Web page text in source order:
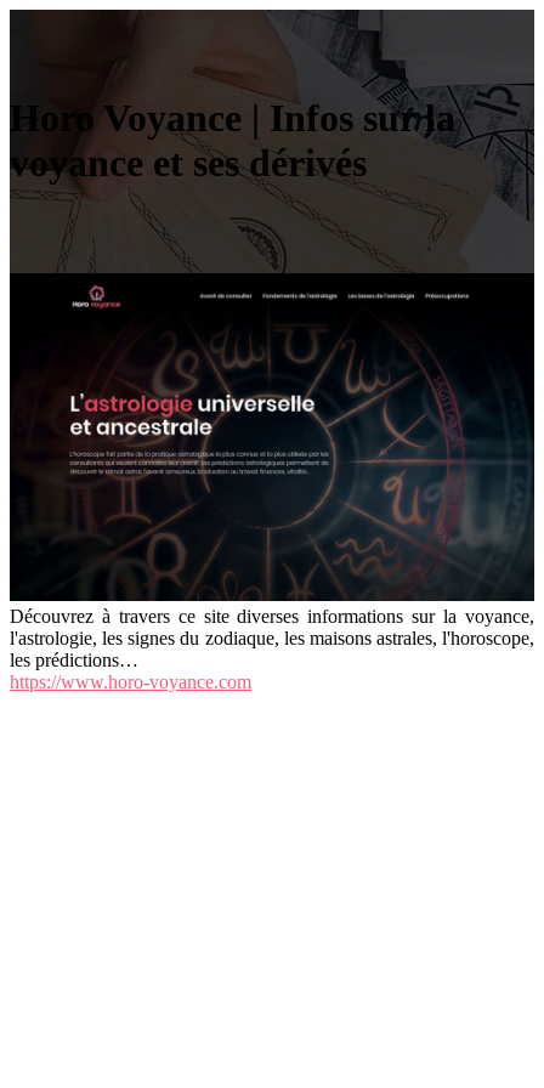
Horo Voyance | Infos sur la
voyance et ses dérivés
Découvrez à travers ce site diverses informations sur la voyance,
l'astrologie, les signes du zodiaque, les maisons astrales, l'horoscope,
les prédictions…
https://www.horo-voyance.com